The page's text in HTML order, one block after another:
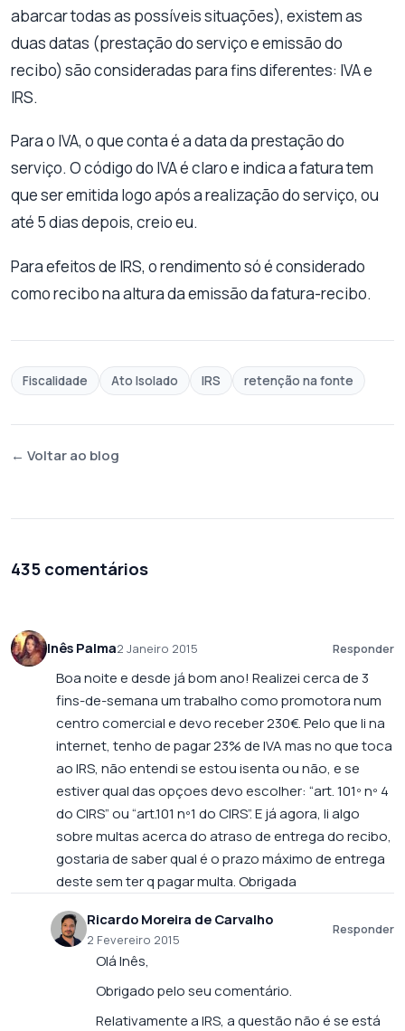
abarcar todas as possíveis situações), existem as
duas datas (prestação do serviço e emissão do
recibo) são consideradas para fins diferentes: IVA e
IRS.
Para o IVA, o que conta é a data da prestação do
serviço. O código do IVA é claro e indica a fatura tem
que ser emitida logo após a realização do serviço, ou
até 5 dias depois, creio eu.
Para efeitos de IRS, o rendimento só é considerado
como recibo na altura da emissão da fatura-recibo.
Fiscalidade Ato Isolado IRS retenção na fonte
← Voltar ao blog
435 comentários
Inês Palma2 Janeiro 2015 Responder
Boa noite e desde já bom ano! Realizei cerca de 3
fins-de-semana um trabalho como promotora num
centro comercial e devo receber 230€. Pelo que li na
internet, tenho de pagar 23% de IVA mas no que toca
ao IRS, não entendi se estou isenta ou não, e se
estiver qual das opçoes devo escolher: “art. 101º nº 4
do CIRS” ou “art.101 nº1 do CIRS”. E já agora, li algo
sobre multas acerca do atraso de entrega do recibo,
gostaria de saber qual é o prazo máximo de entrega
deste sem ter q pagar multa. Obrigada
Ricardo Moreira de Carvalho
2 Fevereiro 2015
Responder
Olá Inês,
Obrigado pelo seu comentário.
Relativamente a IRS, a questão não é se está